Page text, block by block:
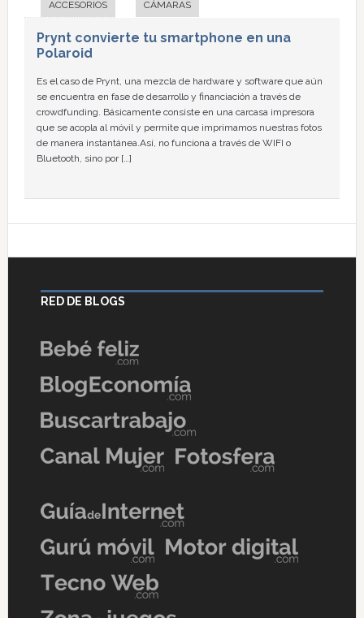
ACCESORIOS CÁMARAS
Prynt convierte tu smartphone en una
Polaroid
Es el caso de Prynt, una mezcla de hardware y software que aún
se encuentra en fase de desarrollo y financiación a través de
crowdfunding. Básicamente consiste en una carcasa impresora
que se acopla al móvil y permite que imprimamos nuestras fotos
de manera instantánea.Así, no funciona a través de WIFI o
Bluetooth, sino por […]
RED DE BLOGS